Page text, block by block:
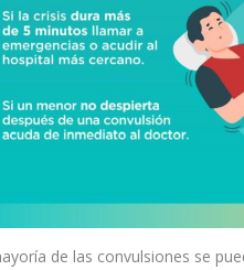
de las convulsiones se